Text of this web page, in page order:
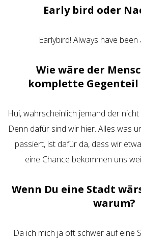
Early bird oder
Earlybird! Always have been
Wie wäre der
komplette Gegenteil
Hui, wahrscheinlich jemand der
Denn dafür sind wir hier. Alles was
passiert, ist dafür da, dass wir
eine Chance bekommen uns
Wenn Du eine Stadt
warum?
Da ich mich ja oft schwer auf eine